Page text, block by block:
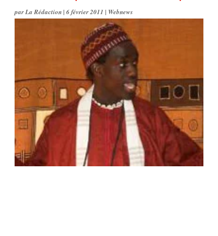
parLa Rédaction| 6 février 2011 | Webnews